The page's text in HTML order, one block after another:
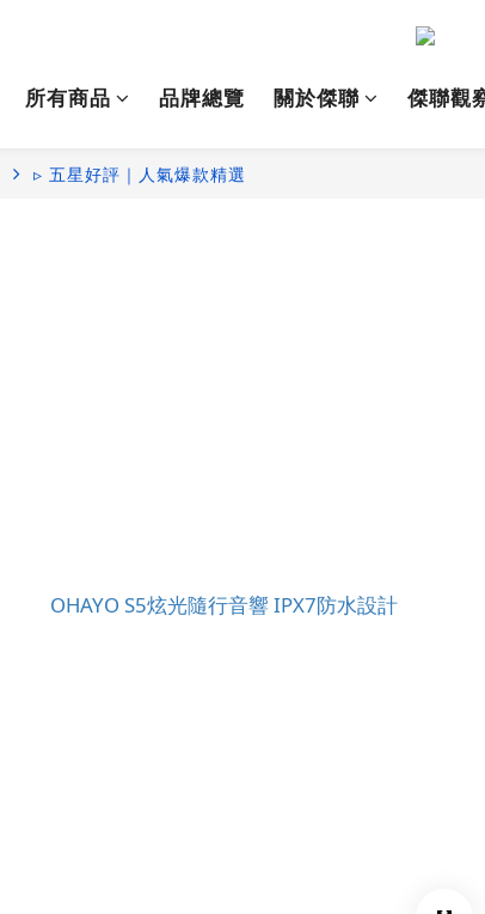
所有商品 品牌總覽 關於傑聯 傑聯觀
▹ 五星好評｜人氣爆款精選